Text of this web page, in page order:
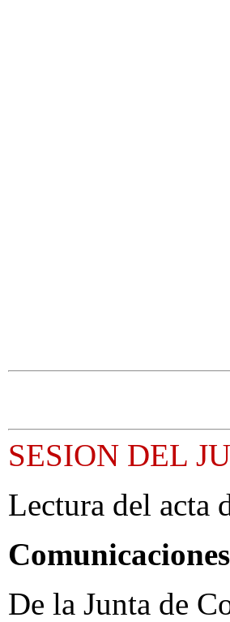
SESION DEL
Lectura del acta
Comunicaciones
De la Junta de